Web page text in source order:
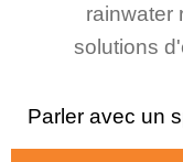
rainwater
solutions
Parler avec un